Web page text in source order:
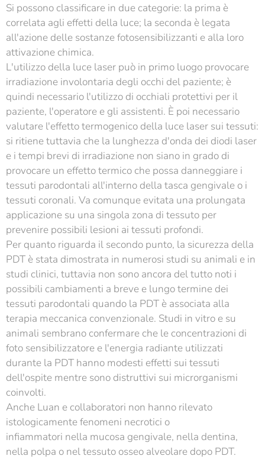
Si possono classificare in due categorie: la prima è
correlata agli effetti della luce; la seconda è legata
all'azione delle sostanze fotosensibilizzanti e alla loro
attivazione chimica.
L'utilizzo della luce laser può in primo luogo provocare
irradiazione involontaria degli occhi del paziente; è
quindi necessario l'utilizzo di occhiali protettivi per il
paziente, l'operatore e gli assistenti. È poi necessario
valutare l'effetto termogenico della luce laser sui tessuti:
si ritiene tuttavia che la lunghezza d'onda dei diodi laser
e i tempi brevi di irradiazione non siano in grado di
provocare un effetto termico che possa danneggiare i
tessuti parodontali all'interno della tasca gengivale o i
tessuti coronali. Va comunque evitata una prolungata
applicazione su una singola zona di tessuto per
prevenire possibili lesioni ai tessuti profondi.
Per quanto riguarda il secondo punto, la sicurezza della
PDT è stata dimostrata in numerosi studi su animali e in
studi clinici, tuttavia non sono ancora del tutto noti i
possibili cambiamenti a breve e lungo termine dei
tessuti parodontali quando la PDT è associata alla
terapia meccanica convenzionale. Studi in vitro e su
animali sembrano confermare che le concentrazioni di
foto sensibilizzatore e l'energia radiante utilizzati
durante la PDT hanno modesti effetti sui tessuti
dell'ospite mentre sono distruttivi sui microrganismi
coinvolti.
Anche Luan e collaboratori non hanno rilevato
istologicamente fenomeni necrotici o
infiammatori nella mucosa gengivale, nella dentina,
nella polpa o nel tessuto osseo alveolare dopo PDT.